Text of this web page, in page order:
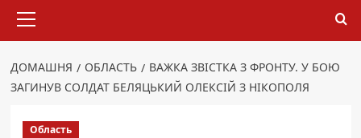
меню
ДОМАШНЯ ОБЛАСТЬ
ВАЖКА ЗВІСТКА З ФРОНТУ. У БОЮ
ЗАГИНУВ СОЛДАТ БЕЛЯЦЬКИЙ ОЛЕКСІЙ З НІКОПОЛЯ
Область